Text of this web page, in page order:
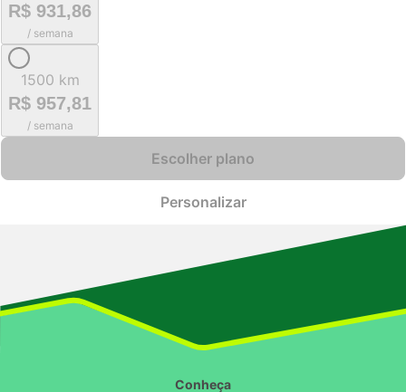
R$ 931,86
/ semana
1500 km
R$ 957,81
/ semana
Escolher plano
Personalizar
Conheça